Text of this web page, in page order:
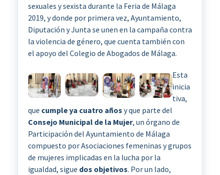
sexuales y sexista durante la Feria de Málaga
2019, y donde por primera vez, Ayuntamiento,
Diputación y Junta se unen en la campaña contra
la violencia de género, que cuenta también con
el apoyo del Colegio de Abogados de Málaga.
Esta
inicia
tiva,
que cumple ya cuatro años y que parte del
Consejo Municipal de la Mujer, un órgano de
Participación del Ayuntamiento de Málaga
compuesto por Asociaciones femeninas y grupos
de mujeres implicadas en la lucha por la
igualdad, sigue dos objetivos. Por un lado,